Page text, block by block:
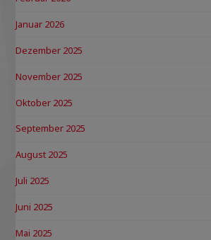
Januar 2026
Dezember 2025
November 2025
Oktober 2025
September 2025
August 2025
Juli 2025
Juni 2025
Mai 2025